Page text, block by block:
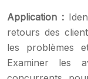
Application :
retours des
les problèmes
Examiner les